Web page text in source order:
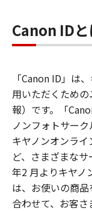
Canon ID
「Canon ID」は
用いただくため
報）です。「
ノンフォトサーク
キヤノンオンラ
ど、さまざまな
年2 月よりキヤノ
は、お使いの商
合わせて、お客